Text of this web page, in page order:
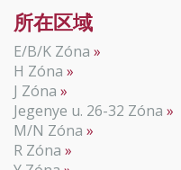
所在区域
E/B/K Zóna
H Zóna
J Zóna
Jegenye u. 26-32 Zóna
M/N Zóna
R Zóna